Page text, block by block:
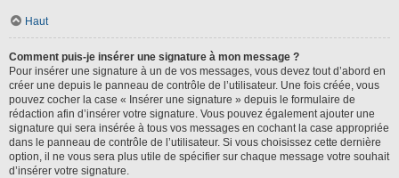
Haut
Comment puis-je insérer une signature à mon message ?
Pour insérer une signature à un de vos messages, vous devez tout d’abord en
créer une depuis le panneau de contrôle de l’utilisateur. Une fois créée, vous
pouvez cocher la case « Insérer une signature » depuis le formulaire de
rédaction afin d’insérer votre signature. Vous pouvez également ajouter une
signature qui sera insérée à tous vos messages en cochant la case appropriée
dans le panneau de contrôle de l’utilisateur. Si vous choisissez cette dernière
option, il ne vous sera plus utile de spécifier sur chaque message votre souhait
d’insérer votre signature.